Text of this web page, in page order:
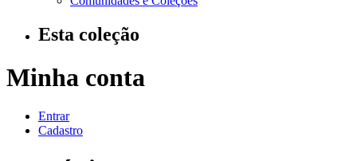
Esta coleção
Minha conta
Entrar
Cadastro